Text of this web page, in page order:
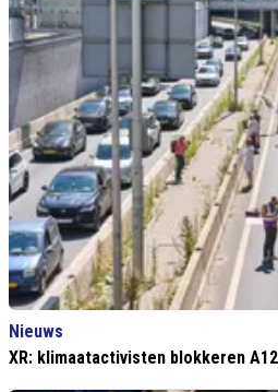
Nieuws
XR: klimaatactivisten blokkeren